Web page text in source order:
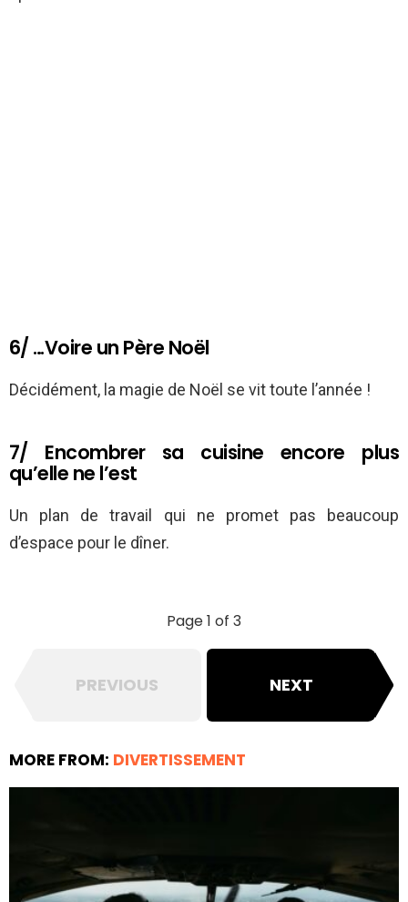
6/ …Voire un Père Noël
Décidément, la magie de Noël se vit toute l’année !
7/ Encombrer sa cuisine encore plus
qu’elle ne l’est
Un plan de travail qui ne promet pas beaucoup
d’espace pour le dîner.
Page 1 of 3
PREVIOUS NEXT
MORE FROM: DIVERTISSEMENT